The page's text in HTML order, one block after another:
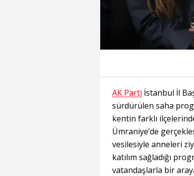
AK Parti İstanbul İl
sürdürülen saha
kentin farklı
Ümraniye’de
vesilesiyle anneleri
katılım sağladığı
vatandaşlarla bir